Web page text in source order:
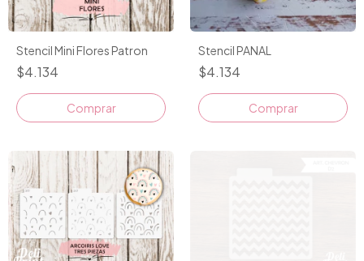
Stencil Mini Flores Patron
$4.134
Stencil PANAL
$4.134